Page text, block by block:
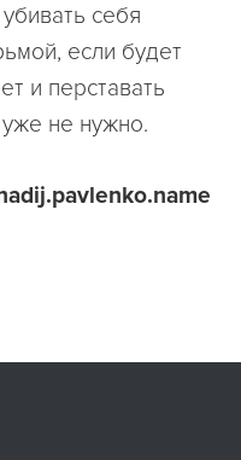
себя
если будет
и перставать
не нужно.